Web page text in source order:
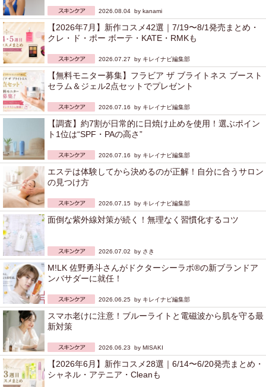
2026.08.04 by kanami
【2026年7月】新作コスメ42選｜7/19〜8/1発売まとめ・
クレ・ド・ポー ボーテ・KATE・RMKも
2026.07.27 by キレイナビ編集部
【無料モニター募集】フラビア ザ ブライトネス ブースト
セラム＆ジェル2点セットでプレゼント
2026.07.16 by キレイナビ編集部
【調査】約7割が日常的に日焼け止めを使用！選ぶポイン
ト1位は“SPF・PAの高さ”
2026.07.16 by キレイナビ編集部
エステは体験してから決めるのが正解！自分に合うサロン
の見つけ方
2026.07.15 by キレイナビ編集部
面倒な紫外線対策が続く！無理なく習慣化するコツ
2026.07.02 by さき
M!LK 佐野勇斗さんがドクターシーラボ®の新ブランドア
ンバサダーに就任！
2026.06.25 by キレイナビ編集部
スマホ老けに注意！ブルーライトと電磁波から肌を守る最
新対策
2026.06.23 by MISAKI
【2026年6月】新作コスメ28選｜6/14〜6/20発売まとめ・
シャネル・アテニア・Cleanも